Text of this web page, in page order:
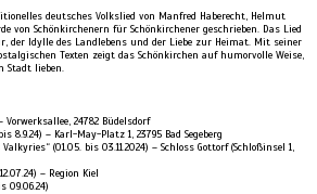
deutsches Volkslied von Manfred Haberecht, Helmut
von Schönkirchenern für Schönkirchener geschrieben. Das Lied
der Idylle des Landlebens und der Liebe zur Heimat. Mit seiner
Texten zeigt das Schönkirchen auf humorvolle Weise,
Stadt lieben.
Vorwerksallee, 24782 Büdelsdorf
8.9.24) – Karl-May-Platz 1, 23795 Bad Segeberg
(01.05. bis 03.11.2024) – Schloss Gottorf (Schloßinsel 1,
– Region Kiel
09.06.24)